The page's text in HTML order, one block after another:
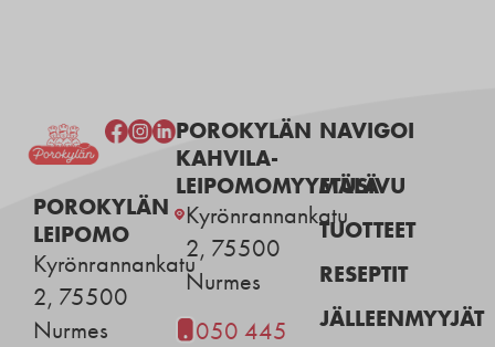
POROKYLÄN
LEIPOMO
Kyrönrannankatu
2, 75500
Nurmes
POROKYLÄN
KAHVILA-
LEIPOMOMYYMÄLÄ
Kyrönrannankatu
2, 75500
Nurmes
050 445
NAVIGOI
ETUSIVU
TUOTTEET
RESEPTIT
JÄLLEENMYYJÄT